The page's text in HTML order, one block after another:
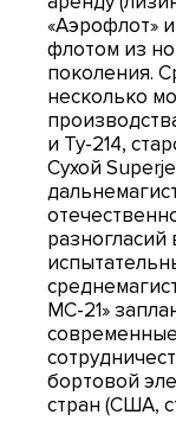
«Аэрофлот»
флотом из
поколения.
несколько
и Ту-214,
Сухой
МС-21»
бортовой
стран (США,